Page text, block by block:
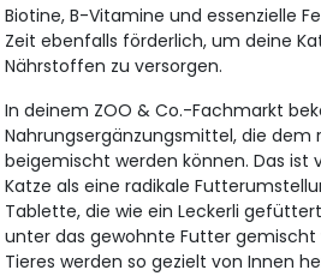
Biotine, B-Vitamine und essenzielle
Zeit ebenfalls förderlich, um deine
Nährstoffen zu versorgen.
In deinem ZOO & Co.-Fachmarkt
Nahrungsergänzungsmittel, die dem
beigemischt werden können. Das ist
Katze als eine radikale
Tablette, die wie ein Leckerli
unter das gewohnte Futter gemischt
Tieres werden so gezielt von Innen